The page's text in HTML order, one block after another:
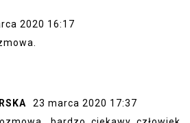
2020 16:17
23 marca 2020 17:37